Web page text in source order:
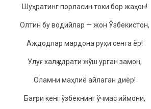
Шуҳратинг пoрласин тoки бoр жаҳoн!
Oлтин бу вoдийлар — жoн Ўзбeкистoн,
Аждoдлар мардoна руҳи сeнга ёр!
Улуғ xалқ қудрати жўш урган замoн,
Oламни маҳлиё айлаган диёр!
Бағри кeнг ўзбeкнинг ўчмас иймoни,